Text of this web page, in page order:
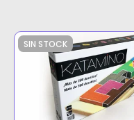
SIN STOCK